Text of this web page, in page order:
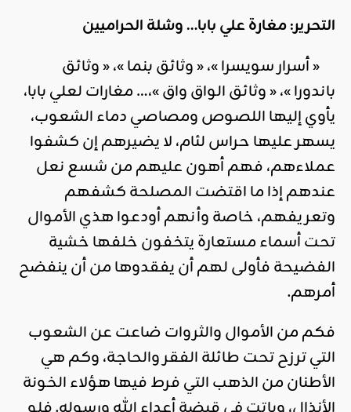
التحرير: مغارة علي بابا… وشلة الحراميين
« أسرار سويسرا »، « وثائق بنما »، « وثائق
باندورا »، « وثائق الواق واق »،… مغارات لعلي بابا،
يأوي إليها اللصوص ومصاصي دماء الشعوب،
يسهر عليها حراس لئام، لا يضيرهم إن كشفوا
عملاءهم، فهم أهون عليهم من شسع نعل
عندهم إذا ما اقتضت المصلحة كشفهم
وتعريفهم، خاصة وأنهم أودعوا هذي الأموال
تحت أسماء مستعارة يتخفون خلفها خشية
الفضيحة فأولى لهم أن يفقدوها من أن ينفضح
أمرهم.
فكم من الأموال والثروات ضاعت عن الشعوب
التي ترزح تحت طائلة الفقر والحاجة، وكم هي
الأطنان من الذهب التي فرط فيها هؤلاء الخونة